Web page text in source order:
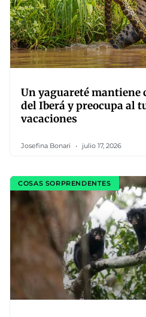
Un yaguareté mantiene
del Iberá y preocupa al
vacaciones
Josefina Bonari julio 17, 2026
COSAS SORPRENDENTES